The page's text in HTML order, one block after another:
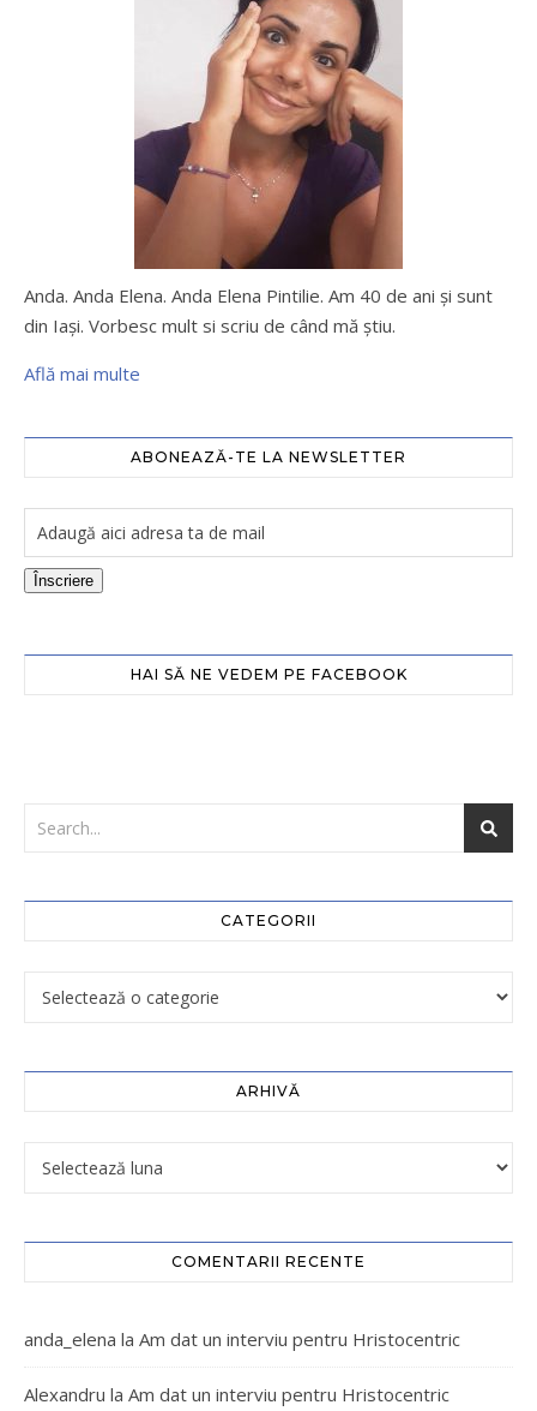
Anda. Anda Elena. Anda Elena Pintilie. Am 40 de ani şi sunt
din Iaşi. Vorbesc mult si scriu de când mă ştiu.
Află mai multe
ABONEAZĂ-TE LA NEWSLETTER
Înscriere
HAI SĂ NE VEDEM PE FACEBOOK
CATEGORII
ARHIVĂ
COMENTARII RECENTE
anda_elena la Am dat un interviu pentru Hristocentric
Alexandru la Am dat un interviu pentru Hristocentric